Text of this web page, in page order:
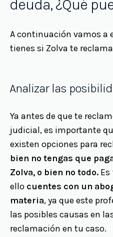
deuda, ¿Qué
A continuación vamos a
tienes si Zolva te
Analizar las
Ya antes de que te
judicial, es importante
existen opciones para
bien no tengas que
Zolva, o bien no todo.
ello cuentes con un
materia, ya que este
las posibles causas en
reclamación en tu caso.